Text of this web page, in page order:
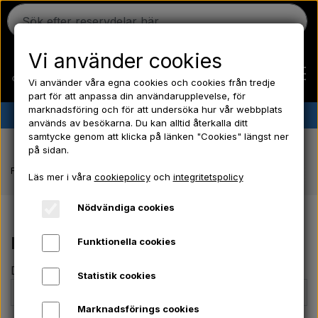
Hem
Massey Ferguson
Fordson
✔︎ Danskt lager ✔︎ Snabb leverans ✔︎ Låga priser
Framsida Kontakta oss
Kontakta oss
Ditt namn *
Vi använder cookies
Vi använder våra egna cookies och cookies från tredje
part för att anpassa din användarupplevelse, för
marknadsföring och för att undersöka hur vår webbplats
används av besökarna. Du kan alltid återkalla ditt
samtycke genom att klicka på länken "Cookies" längst ner
på sidan.
Läs mer i våra cookiepolicyoch integritetspolicy
Nödvändiga cookies
Funktionella cookies
Statistik cookies
Marknadsförings cookies